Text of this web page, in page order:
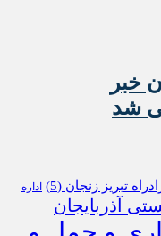
خبر
شد
تبریز زنجان (5)
اداره
آذربایجان